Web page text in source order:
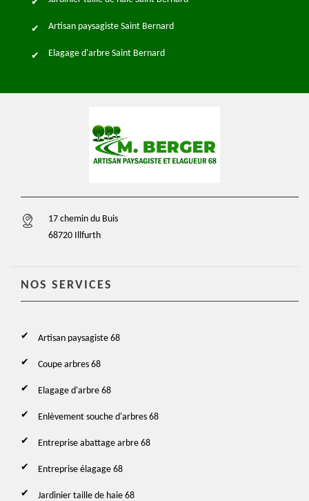
Artisan paysagiste Saint Bernard
Elagage d'arbre Saint Bernard
17 chemin du Buis
68720 Illfurth
NOS SERVICES
Artisan paysagiste 68
Coupe arbres 68
Elagage d'arbre 68
Enlèvement souche d'arbres 68
Entreprise abattage arbre 68
Entreprise élagage 68
Jardinier taille de haie 68